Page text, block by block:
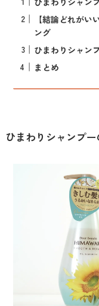
【結論どれが
ング
ひまわりシャン
まとめ
ひまわりシャンプ